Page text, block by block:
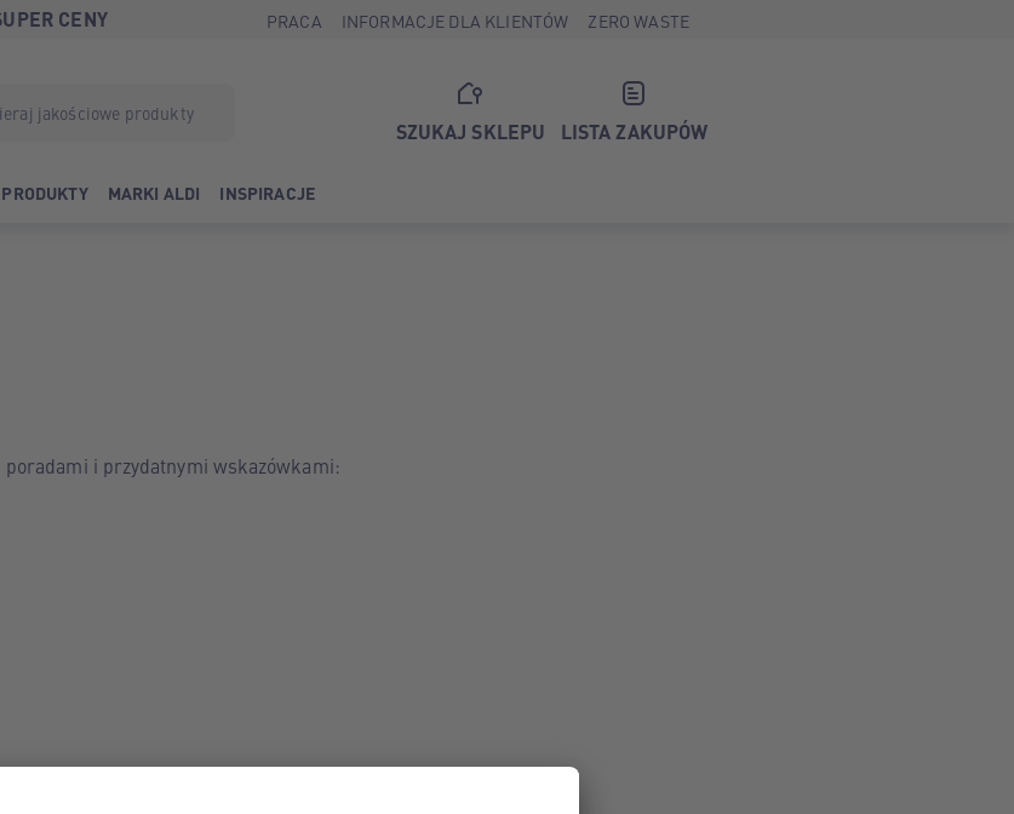
CENY PRACA INFORMACJE DLA KLIENTÓW ZERO WASTE
SZUKAJ SKLEPU LISTA ZAKUPÓW
MARKI ALDI INSPIRACJE
i przydatnymi wskazówkami: